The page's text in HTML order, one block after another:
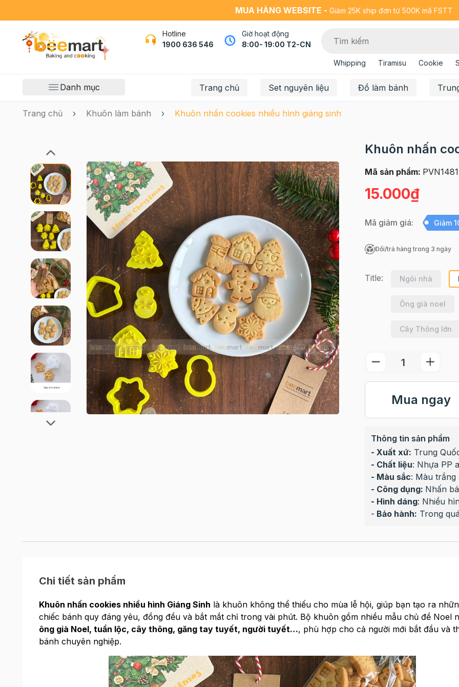
MUA HÀNG WEBSITE - Giảm 25K ship đơn từ 500K mã FSTT
Hotline
1900 636 546
Giờ hoạt động
8:00- 19:00 T2-CN
Whipping Tiramisu Cookie
Danh mục Trang chủ Set nguyên liệu Đồ làm bánh
Trang chủ Khuôn làm bánh Khuôn nhấn cookies nhiều hình giáng sinh
Khuôn nhấn
Mã sản phẩm:
15.000₫
Mã giảm giá: Giảm
Đổi/trả hàng trong 3 ngày
Title: Ngôi nhà
Ông già noel
Cây Thông lớn
Mua ngay
Thông tin sản phẩm
- Xuất xứ: Trung
- Chất liệu: Nhựa PP
- Màu sắc: Màu trắng
- Công dụng: Nhấn
- Hình dáng: Nhiều
- Bảo hành: Trong
Chi tiết sản phẩm
Khuôn nhấn cookies nhiều hình Giáng Sinh là khuôn không thể thiếu cho mùa lễ hội, giúp bạn tạo ra
chiếc bánh quy đáng yêu, đồng đều và bắt mắt chỉ trong vài phút. Bộ khuôn gồm nhiều mẫu chủ đề Noel
ông già Noel, tuần lộc, cây thông, găng tay tuyết, người tuyết…, phù hợp cho cả người mới bắt đầu và
bánh chuyên nghiệp.